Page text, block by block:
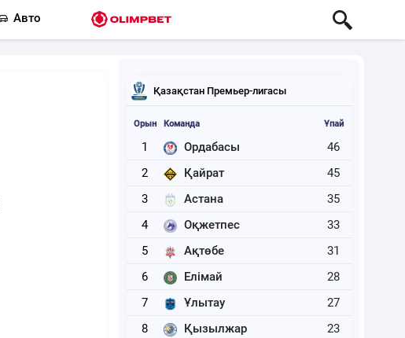
Авто
Қазақстан Премьер-лигасы
Орын Команда Ұпай
1 Ордабасы
46
2
Қайрат
45
3
Астана
35
4
Оқжетпес
33
5
Ақтөбе
31
6
Елімай
28
7
Ұлытау
27
8
Қызылжар
23